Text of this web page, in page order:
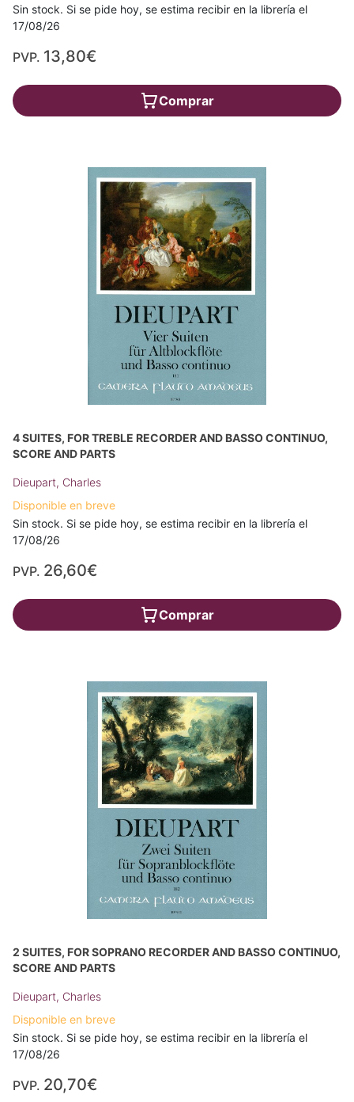
Sin stock. Si se pide hoy, se estima recibir en la librería el
17/08/26
PVP. 13,80€
Comprar
4 SUITES, FOR TREBLE RECORDER AND BASSO CONTINUO,
SCORE AND PARTS
Dieupart, Charles
Disponible en breve
Sin stock. Si se pide hoy, se estima recibir en la librería el
17/08/26
PVP. 26,60€
Comprar
2 SUITES, FOR SOPRANO RECORDER AND BASSO CONTINUO,
SCORE AND PARTS
Dieupart, Charles
Disponible en breve
Sin stock. Si se pide hoy, se estima recibir en la librería el
17/08/26
PVP. 20,70€